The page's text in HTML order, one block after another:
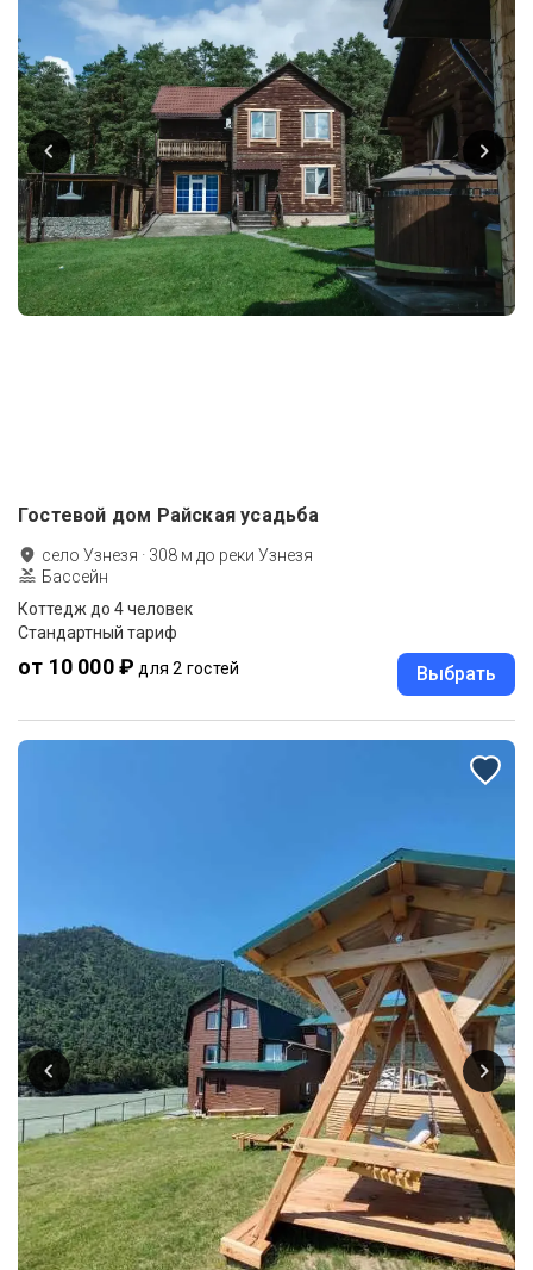
Гостевой дом Райская усадьба
село Узнезя · 308 м до реки Узнезя
Бассейн
Коттедж до 4 человек
Стандартный тариф
от 10 000 ₽ для 2 гостей Выбрать